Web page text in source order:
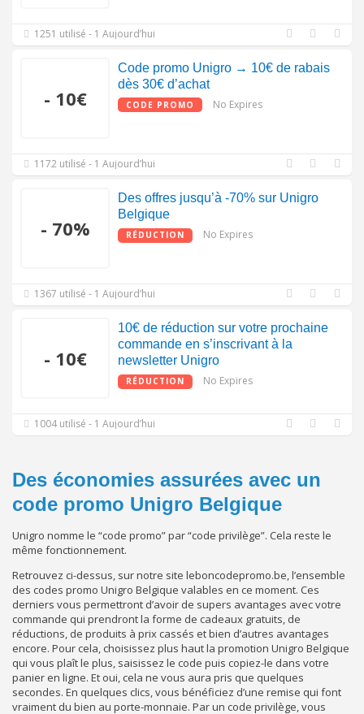
1251 utilisé - 1 Aujourd’hui
- 10€
Code promo Unigro → 10€ de rabais
dès 30€ d’achat
CODE PROMO No Expires
1172 utilisé - 1 Aujourd’hui
- 70%
Des offres jusqu’à -70% sur Unigro
Belgique
RÉDUCTION No Expires
1367 utilisé - 1 Aujourd’hui
- 10€
10€ de réduction sur votre prochaine
commande en s’inscrivant à la
newsletter Unigro
RÉDUCTION No Expires
1004 utilisé - 1 Aujourd’hui
Des économies assurées avec un
code promo Unigro Belgique
Unigro nomme le “code promo” par “code privilège”. Cela reste le
même fonctionnement.
Retrouvez ci-dessus, sur notre site leboncodepromo.be, l’ensemble
des codes promo Unigro Belgique valables en ce moment. Ces
derniers vous permettront d’avoir de supers avantages avec votre
commande qui prendront la forme de cadeaux gratuits, de
réductions, de produits à prix cassés et bien d’autres avantages
encore. Pour cela, choisissez plus haut la promotion Unigro Belgique
qui vous plaît le plus, saisissez le code puis copiez-le dans votre
panier en ligne. Et oui, cela ne vous aura pris que quelques
secondes. En quelques clics, vous bénéficiez d’une remise qui font
vraiment du bien au porte-monnaie. Par un code privilège, vous